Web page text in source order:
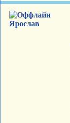
Ярослав